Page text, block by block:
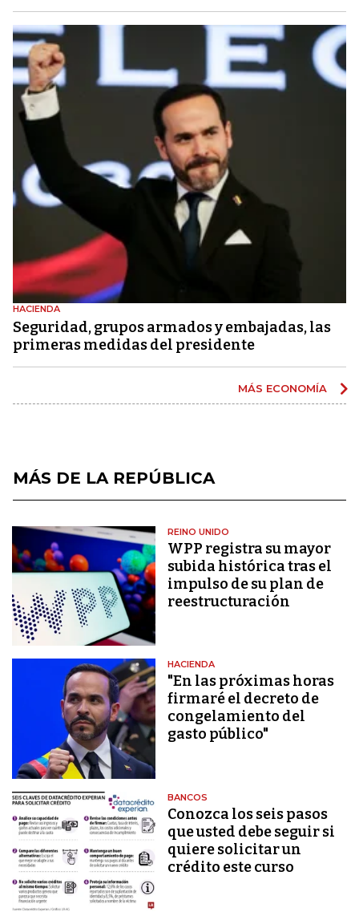
HACIENDA
Seguridad, grupos armados y embajadas, las
primeras medidas del presidente
MÁS ECONOMÍA
MÁS DE LA REPÚBLICA
REINO UNIDO
WPP registra su mayor
subida histórica tras el
impulso de su plan de
reestructuración
HACIENDA
"En las próximas horas
firmaré el decreto de
congelamiento del
gasto público"
BANCOS
Conozca los seis pasos
que usted debe seguir si
quiere solicitar un
crédito este curso